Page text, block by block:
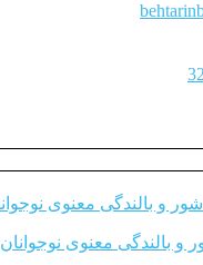
و بالندگی معنوی نوجوانان